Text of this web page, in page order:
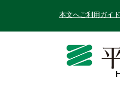
本文へご利用ガイド